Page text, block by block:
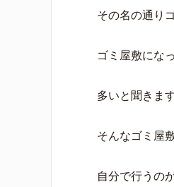
その名の通り
ゴミ屋敷にな
多いと聞きま
そんなゴミ屋
自分で行うの